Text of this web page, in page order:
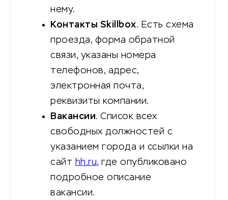
нему.
Контакты Skillbox. Есть схема
проезда, форма обратной
связи, указаны номера
телефонов, адрес,
электронная почта,
реквизиты компании.
Вакансии. Список всех
свободных должностей с
указанием города и ссылки на
сайт hh.ru, где опубликовано
подробное описание
вакансии.